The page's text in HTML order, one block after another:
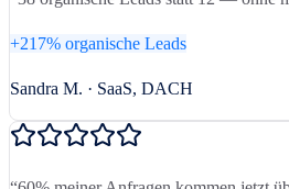
+217% organische Leads
Sandra M. · SaaS, DACH